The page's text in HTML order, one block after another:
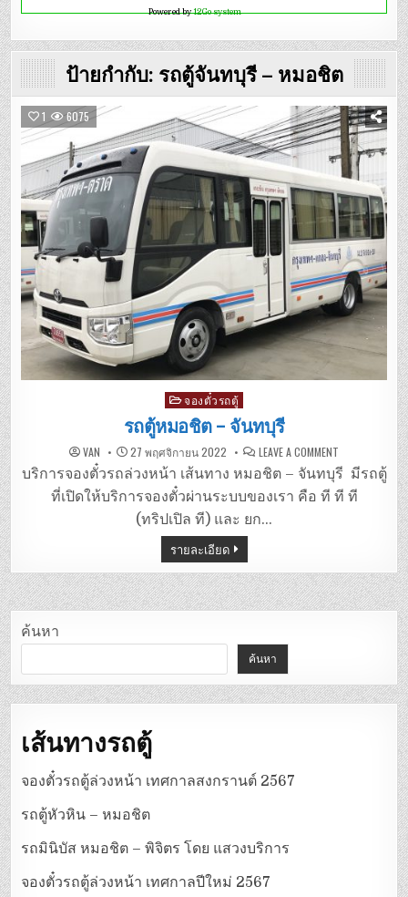
Powered by12Go system
ป้ายกำกับ: รถตู้จันทบุรี – หมอชิต
1 6075
Posted
in
จองตั๋วรถตู้
รถตู้หมอชิต – จันทบุรี
VAN 27 พฤศจิกายน 2022 LEAVE A COMMENT
ตู้
หมอชิต
–
จันทบุรี
บริการจองตั๋วรถล่วงหน้า เส้นทาง หมอชิต – จันทบุรี มีรถตู้
ที่เปิดให้บริการจองตั๋วผ่านระบบของเรา คือ ที ที ที
(ทริปเปิล ที) และ ยก…
รายละเอียด
ค้นหา
ค้นหา
เส้นทางรถตู้
จองตั๋วรถตู้ล่วงหน้า เทศกาลสงกรานต์ 2567
รถตู้หัวหิน – หมอชิต
รถมินิบัส หมอชิต – พิจิตร โดย แสวงบริการ
จองตั๋วรถตู้ล่วงหน้า เทศกาลปีใหม่ 2567